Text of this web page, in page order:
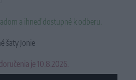
a ihneď dostupné k odberu.
šaty Jonie
je 10.8.2026.